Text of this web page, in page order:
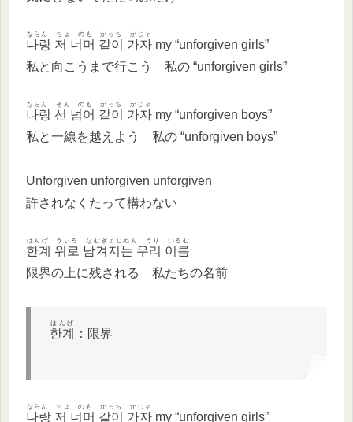
나랑 저 너머 같이 가자
ならん ちょ のも かっち かじゃ
my “unforgiven girls”
私と向こうまで行こう 私の “unforgiven girls”
나랑 선 넘어 같이 가자
ならん そん のも かっち かじゃ
my “unforgiven boys”
私と一線を越えよう 私の “unforgiven boys”
Unforgiven unforgiven unforgiven
許されなくたって構わない
한계 위로 남겨지는 우리 이름
はんげ うぃろ なむぎょじぬん うり いるむ
限界の上に残される 私たちの名前
한계
はんげ
：限界
나랑 저 너머 같이 가자
ならん ちょ のも かっち かじゃ
my “unforgiven girls”